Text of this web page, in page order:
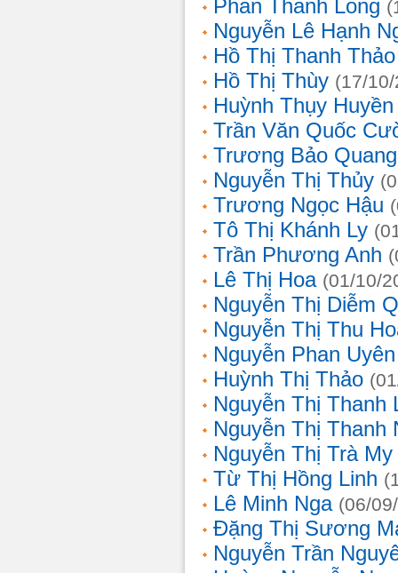
Phan Thanh Long
Nguyễn Lê Hạnh
Hồ Thị Thanh Thảo
Hồ Thị Thùy (17/
Huỳnh Thụy
Trần Văn Quốc
Trương Bảo
Nguyễn Thị Thủy
Trương Ngọc Hậu
Tô Thị Khánh Ly
Trần Phương Anh
Lê Thị Hoa (01/10/
Nguyễn Thị Diễm
Nguyễn Thị Thu
Nguyễn Phan
Huỳnh Thị Thảo
Nguyễn Thị Thanh
Nguyễn Thị Thanh
Nguyễn Thị Trà My
Từ Thị Hồng Linh
Lê Minh Nga (06/
Đặng Thị Sương
Nguyễn Trần